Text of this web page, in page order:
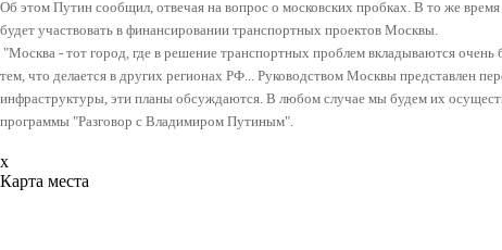
Об этом Путин сообщил, отвечая на вопрос о московских пробках. В то же
будет участвовать в финансировании транспортных проектов Москвы.
"Москва - тот город, где в решение транспортных проблем вкладываются
тем, что делается в других регионах РФ... Руководством Москвы представлен
инфраструктуры, эти планы обсуждаются. В любом случае мы будем их
программы "Разговор с Владимиром Путиным".
x
Карта места